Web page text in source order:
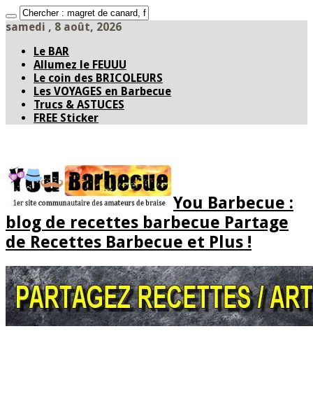
samedi , 8 août, 2026
Le BAR
Allumez le FEUUU
Le coin des BRICOLEURS
Les VOYAGES en Barbecue
Trucs & ASTUCES
FREE Sticker
You Barbecue :
blog de recettes barbecue Partage
de Recettes Barbecue et Plus !